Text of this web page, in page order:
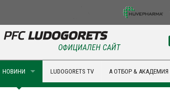
ОФИЦИАЛЕН САЙТ
НОВИНИ LUDOGORETS TV А ОТБОР & АКАДЕМИЯ